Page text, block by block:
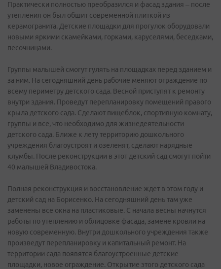
Практически полностью преобразился и фасад здания – после
утепления он был обшит современной плиткой из
керамогранита. Детские площадки для прогулок оборудовали
новыми яркими скамейками, горками, каруселями, беседками,
песочницами.
Группы малышей смогут гулять на площадках перед зданием и
за ним. На сегодняшний день рабочие меняют ограждение по
всему периметру детского сада. Весной приступят к ремонту
внутри здания. Проведут перепланировку помещений правого
крыла детского сада. Сделают пищеблок, спортивную комнату,
группы и все, что необходимо для жизнедеятельности
детского сада. Ближе к лету территорию дошкольного
учреждения благоустроят и озеленят, сделают нарядные
клумбы. После реконструкции в этот детский сад смогут пойти
40 малышей Владивостока.
Полная реконструкция и восстановление ждет в этом году и
детский сад на Борисенко. На сегодняшний день там уже
заменены все окна на пластиковые. С начала весны начнутся
работы по утеплению и облицовке фасада, замене кровли на
новую современную. Внутри дошкольного учреждения также
произведут перепланировку и капитальный ремонт. На
территории сада появятся благоустроенные детские
площадки, новое ограждение. Открытие этого детского сада